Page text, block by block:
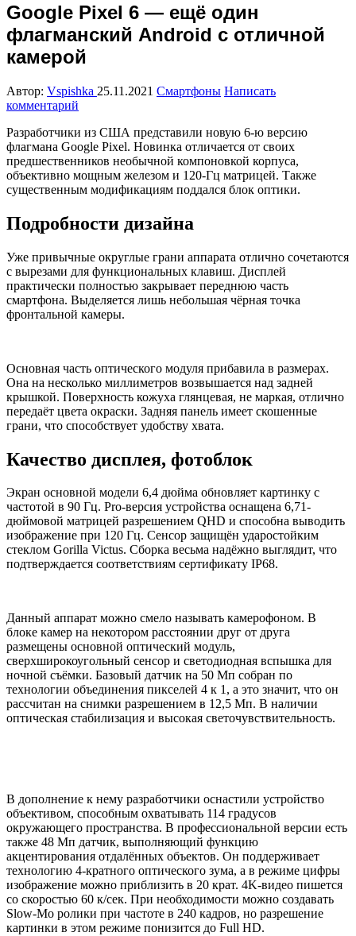
Google Pixel 6 — ещё один
флагманский Android с отличной
камерой
Автор: Vspishka 25.11.2021 Смартфоны Написать
комментарий
Разработчики из США представили новую 6-ю версию
флагмана Google Pixel. Новинка отличается от своих
предшественников необычной компоновкой корпуса,
объективно мощным железом и 120-Гц матрицей. Также
существенным модификациям поддался блок оптики.
Подробности дизайна
Уже привычные округлые грани аппарата отлично сочетаются
с вырезами для функциональных клавиш. Дисплей
практически полностью закрывает переднюю часть
смартфона. Выделяется лишь небольшая чёрная точка
фронтальной камеры.
Основная часть оптического модуля прибавила в размерах.
Она на несколько миллиметров возвышается над задней
крышкой. Поверхность кожуха глянцевая, не маркая, отлично
передаёт цвета окраски. Задняя панель имеет скошенные
грани, что способствует удобству хвата.
Качество дисплея, фотоблок
Экран основной модели 6,4 дюйма обновляет картинку с
частотой в 90 Гц. Pro-версия устройства оснащена 6,71-
дюймовой матрицей разрешением QHD и способна выводить
изображение при 120 Гц. Сенсор защищён ударостойким
стеклом Gorilla Victus. Сборка весьма надёжно выглядит, что
подтверждается соответствиям сертификату IP68.
Данный аппарат можно смело называть камерофоном. В
блоке камер на некотором расстоянии друг от друга
размещены основной оптический модуль,
сверхширокоугольный сенсор и светодиодная вспышка для
ночной съёмки. Базовый датчик на 50 Мп собран по
технологии объединения пикселей 4 к 1, а это значит, что он
рассчитан на снимки разрешением в 12,5 Мп. В наличии
оптическая стабилизация и высокая светочувствительность.
В дополнение к нему разработчики оснастили устройство
объективом, способным охватывать 114 градусов
окружающего пространства. В профессиональной версии есть
также 48 Мп датчик, выполняющий функцию
акцентирования отдалённых объектов. Он поддерживает
технологию 4-кратного оптического зума, а в режиме цифры
изображение можно приблизить в 20 крат. 4K-видео пишется
со скоростью 60 к/сек. При необходимости можно создавать
Slow-Mo ролики при частоте в 240 кадров, но разрешение
картинки в этом режиме понизится до Full HD.